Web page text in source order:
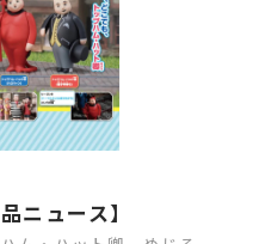
ニュース】